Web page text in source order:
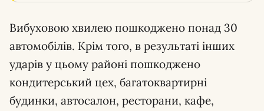
Вибуховою хвилею пошкоджено понад 30
автомобілів. Крім того, в результаті інших
ударів у цьому районі пошкоджено
кондитерський цех, багатоквартирні
будинки, автосалон, ресторани, кафе,